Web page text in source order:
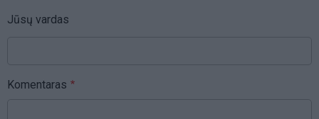
Jūsų vardas
Komentaras